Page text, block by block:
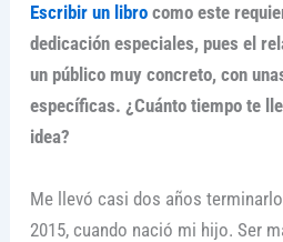
Escribir un librocomo este
dedicación especiales, pues el
un público muy concreto, con
específicas. ¿Cuánto tiempo te
idea?
Me llevó casi dos años
2015, cuando nació mi hijo. Ser